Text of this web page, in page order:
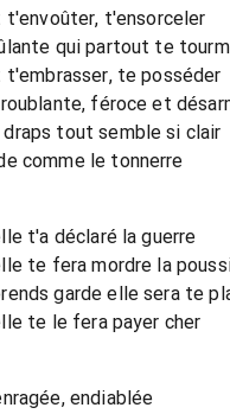
t'envoûter, t'ensorceler
qui partout te
t'embrasser, te posséder
féroce et
draps tout semble si clair
comme le tonnerre
t'a déclaré la guerre
te fera mordre la
garde elle sera te
te le fera payer cher
endiablée